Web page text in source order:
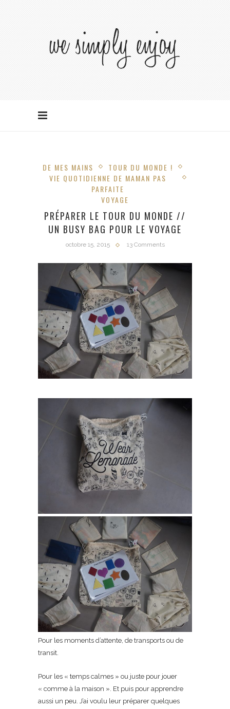
DE MES MAINS
TOUR DU MONDE !
VIE QUOTIDIENNE DE MAMAN PAS
PARFAITE
VOYAGE
PRÉPARER LE TOUR DU MONDE //
UN BUSY BAG POUR LE VOYAGE
octobre 15, 2015 13 Comments
Pour les moments d’attente, de transports ou de
transit.
Pour les « temps calmes » ou juste pour jouer
« comme à la maison ». Et puis pour apprendre
aussi un peu. J’ai voulu leur préparer quelques